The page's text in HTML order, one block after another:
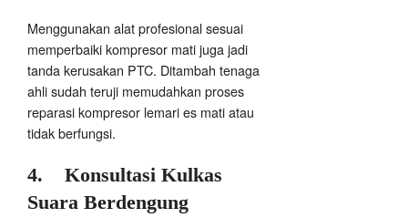
Menggunakan alat profesional sesuai
memperbaiki kompresor mati juga jadi
tanda kerusakan PTC. Ditambah tenaga
ahli sudah teruji memudahkan proses
reparasi kompresor lemari es mati atau
tidak berfungsi.
4. Konsultasi Kulkas
Suara Berdengung